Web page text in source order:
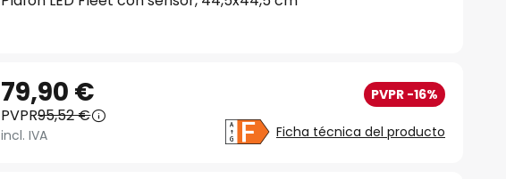
79,90 € PVPR -16%
PVPR95,52 €
incl. IVA Ficha técnica del producto